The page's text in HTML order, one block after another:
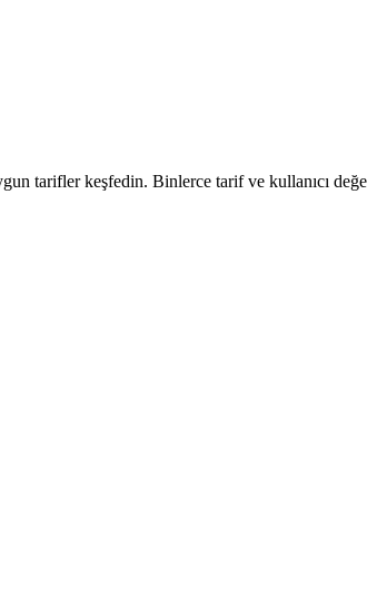
tarifler keşfedin. Binlerce tarif ve kullanıcı